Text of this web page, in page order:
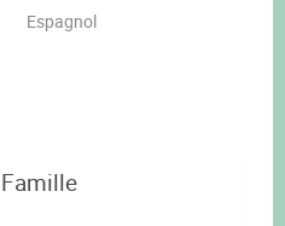
Espagnol
Famille